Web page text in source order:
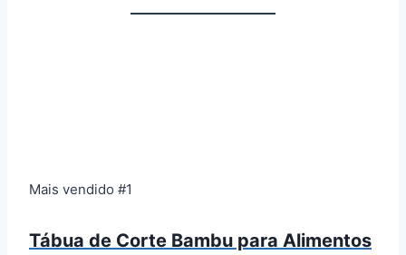
Mais vendido #1
Tábua de Corte Bambu para Alimentos